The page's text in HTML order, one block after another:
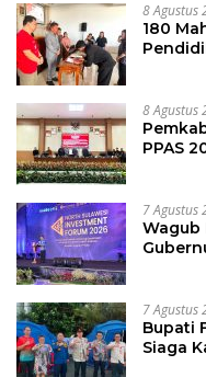
8 Agustus
180
8 Agustus
PPAS
7 Agustus
Wagub
7 Agustus
Bupati
Siaga